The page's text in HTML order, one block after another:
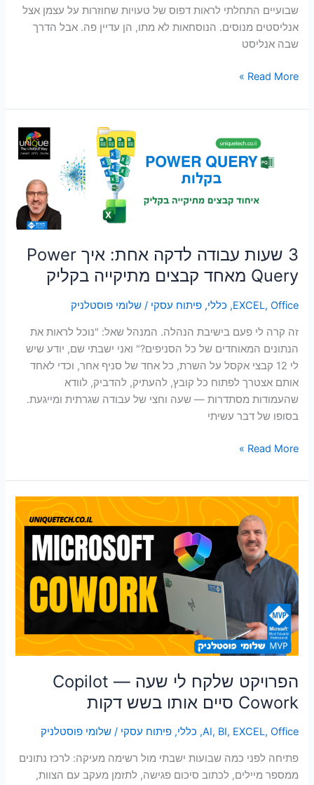
שבועיים התחלתי לראות דפוס של טעויות שחוזרות על עצמן אצל
אנליסטים מנוסים. הנוסחאות לא מתו, הן עדיין פה. אבל הדרך
שבה אנליסט
Read More »
3 שעות עבודה לדקה אחת: איך Power
Query מאחד קבצים מתיקייה בקליק
EXCEL, Office
, כללי,פיתוח עסקי /שלומי פוסטלניק
זה קרה לי פעם בישיבת הנהלה. המנהל שאל: "נוכל לראות את
הנתונים המאוחדים של כל הסניפים?" ואני ישבתי שם, יודע שיש
לי 12 קבצי אקסל על השרת, כל אחד של סניף אחר, וכדי לאחד
אותם אצטרך לפתוח כל קובץ, להעתיק, להדביק, לוודא
שהעמודות מסתדרות — שעה וחצי של עבודה שגרתית ומייגעת.
בסופו של דבר עשיתי
עבודה
Query
קבצים
מתיקייה
Read More »
הפרויקט שלקח לי שעה — Copilot
Cowork סיים אותו בשש דקות
AI, BI, EXCEL, Office
, כללי,פיתוח עסקי /שלומי פוסטלניק
פתיחה לפני כמה שבועות ישבתי מול רשימה מעיקה: לרכז נתונים
ממספר מיילים, לכתוב סיכום פגישה, לתזמן מעקב עם הצוות,
הפרויקט
שלקח
לי
שעה
—
Copilot
Cowork
סיים
אותו
בשש